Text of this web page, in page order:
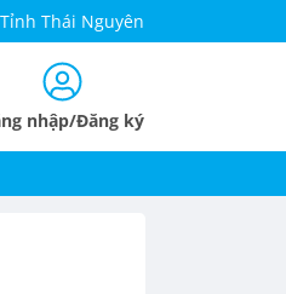
Thái Nguyên
nhập/Đăng ký